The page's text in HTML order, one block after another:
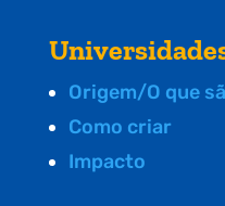
Origem/O que
Como criar
Impacto